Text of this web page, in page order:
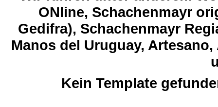
ONline, Schachenmayr
Gedifra), Schachenmayr
Manos del Uruguay,
Kein Template